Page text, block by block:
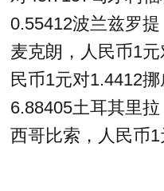
0.55412波兰兹罗
麦克朗，人民币1
民币1元对1.4412
6.88405土耳其里
西哥比索，人民币1